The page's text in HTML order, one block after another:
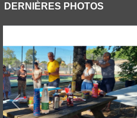
DERNIÈRES PHOTOS
Précedent